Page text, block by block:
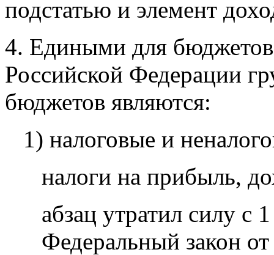
подстатью и элемент
4. Едиными для
Российской Федерации
бюджетов являются:
1) налоговые и
налоги на прибыль,
абзац утратил силу с
Федеральный закон